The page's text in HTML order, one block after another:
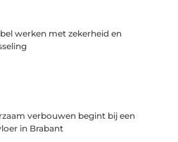
werken met zekerheid en
verbouwen begint bij een
in Brabant